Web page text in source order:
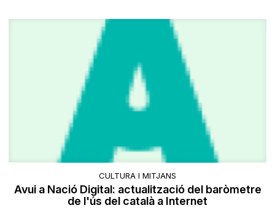
CULTURA I MITJANS
Avui a Nació Digital: actualització del baròmetre
de l'ús del català a Internet